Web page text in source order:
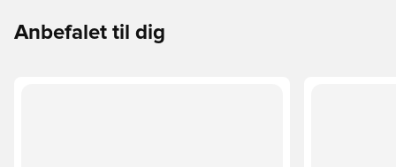
Anbefalet til dig